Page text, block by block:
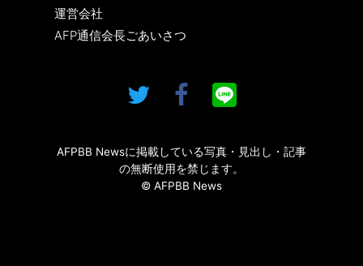
運営会社
AFP通信会長ごあいさつ
AFPBB Newsに掲載している写真・見出し・記事
の無断使用を禁じます。
© AFPBB News